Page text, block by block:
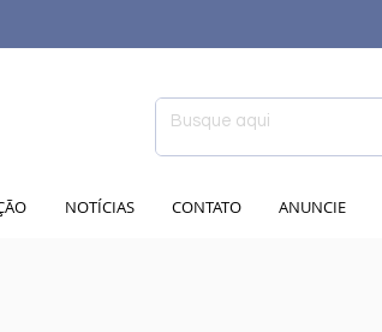
NOTÍCIAS CONTATO ANUNCIE